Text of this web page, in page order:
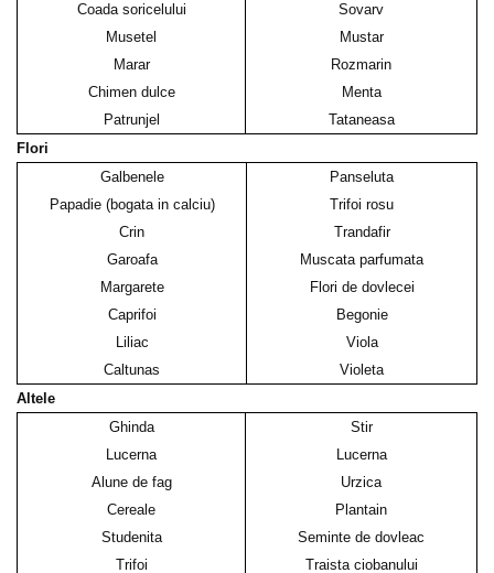
Coada soricelului
Musetel
Marar
Chimen dulce
Patrunjel
Sovarv
Mustar
Rozmarin
Menta
Tataneasa
Flori
Galbenele
Papadie (bogata in calciu)
Crin
Garoafa
Margarete
Caprifoi
Liliac
Caltunas
Panseluta
Trifoi rosu
Trandafir
Muscata parfumata
Flori de dovlecei
Begonie
Viola
Violeta
Altele
Ghinda
Lucerna
Alune de fag
Cereale
Studenita
Trifoi
Stir
Lucerna
Urzica
Plantain
Seminte de dovleac
Traista ciobanului